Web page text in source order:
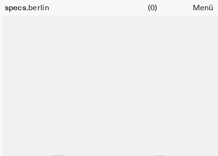
specs.berlin
Warenkorb (0) Menü
Größe
51